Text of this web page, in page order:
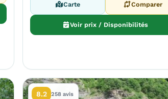
Carte Comparer
Voir prix / Disponibilités
8.2 258 avis